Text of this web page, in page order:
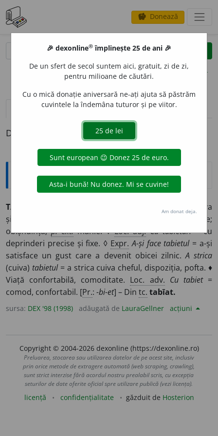
savings Donează
clear
opțiuni
definiții (1) pronunțievolume_up (1)
Definiția cu ID-ul 53342:
Explicative DEX
TABI
Deprindere, gust pe care cineva
și-l satisface cu regularitate, cu meticulozitate;
obișnuință;p. ext.manie. ◊Loc. adj. Cu tabieturi= cu
deprinderi precise și fixe. ◊ Expr. A-și face tabietul= a-și
satisface un gust care a devenit obicei zilnic.A strica
(cuiva) tabietul= a strica cuiva cheful, dispoziția, pofta. ♦
Viață confortabilă, comoditate. Loc. adv. Cu tabiet=
comod, confortabil. [Pr.: -bi-et] – Din tc. tabīat.
sursa: DEX '98 (1998) adăugată de LauraGellner acțiuni
Copyright © 2004-2026 dexonline (https://dexonline.ro)
Preluarea, stocarea sau utilizarea datelor de pe acest site, inclusiv
prin orice metode de extragere automată (web scraping, crawling),
sunt strict interzise fără acordul nostru prealabil scris, cu excepția
seturilor de date oferite oficial spre utilizare publică (vezi licența).
licență confidențialitate găzduit de Hosterion
🎉 dexonline® împlinește 25 de ani 🎉
De un sfert de secol suntem aici, gratuit, zi de zi,
pentru milioane de căutări.
Cu o mică donație aniversară ne-ați ajuta să păstrăm
cuvintele la îndemâna tuturor și pe viitor.
Am donat deja.